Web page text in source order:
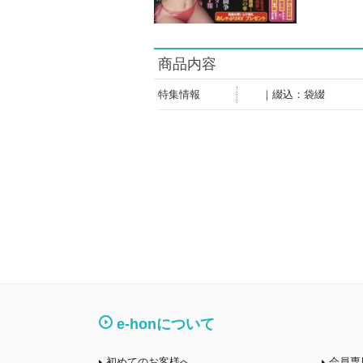
商品内容
特集情報 ｜綴込：袋綴
e-honについて